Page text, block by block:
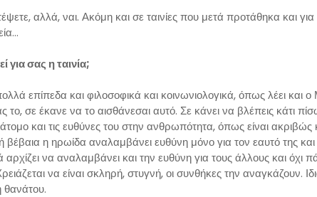
αλλά, ναι. Ακόμη και σε ταινίες που μετά προτάθηκα και
για σας η ταινία;
επίπεδα και φιλοσοφικά και κοινωνιολογικά, όπως λέει και ο
το, σε έκανε να το αισθάνεσαι αυτό. Σε κάνει να βλέπεις κάτι
και τις ευθύνες του στην ανθρωπότητα, όπως είναι
βέβαια η ηρωίδα αναλαμβάνει ευθύνη μόνο για τον εαυτό της
να αναλαμβάνει και την ευθύνη για τους άλλους και όχι
να είναι σκληρή, στυγνή, οι συνθήκες την αναγκάζουν.
θανάτου.